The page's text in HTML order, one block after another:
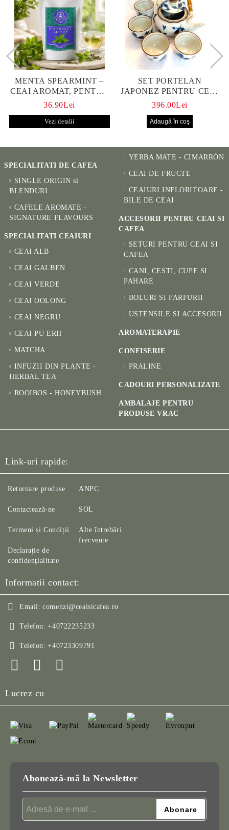
MENTA SPEARMINT –
CEAI AROMAT, PENTRU
CALM ȘI BENEFIC
36.90Lei
Vezi detalii
SET PORTELAN
JAPONEZ PENTRU CEAI
HANAKO, CEAINIC SI 4
396.00Lei
SPECIALITATI DE CAFEA
SINGLE ORIGIN si
BLENDURI
CAFELE AROMATE -
SIGNATURE FLAVOURS
SPECIALITATI CEAIURI
CEAI ALB
CEAI GALBEN
CEAI VERDE
CEAI OOLONG
CEAI NEGRU
CEAI PU ERH
MATCHA
INFUZII DIN PLANTE -
HERBAL TEA
ROOIBOS - HONEYBUSH
YERBA MATE - CIMARRÓN
CEAI DE FRUCTE
CEAIURI INFLORITOARE -
BILE DE CEAI
ACCESORII PENTRU CEAI SI
CAFEA
SETURI PENTRU CEAI SI
CAFEA
CANI, CESTI, CUPE SI
PAHARE
BOLURI SI FARFURII
USTENSILE SI ACCESORII
AROMATERAPIE
CONFISERIE
PRALINE
CADOURI PERSONALIZATE
AMBALAJE PENTRU
PRODUSE VRAC
Link-uri rapide:
Returnare produse
Contactează-ne
Termeni și Condiții
Declarație de
confidenţialitate
ANPC
SOL
Alte întrebări
frecvente
Informatii contact:
Email: comenzi@ceaisicafea.ro
Telefon: +40722235233
Telefon: +40723309791
Lucrez cu
Abonează-mă la Newsletter